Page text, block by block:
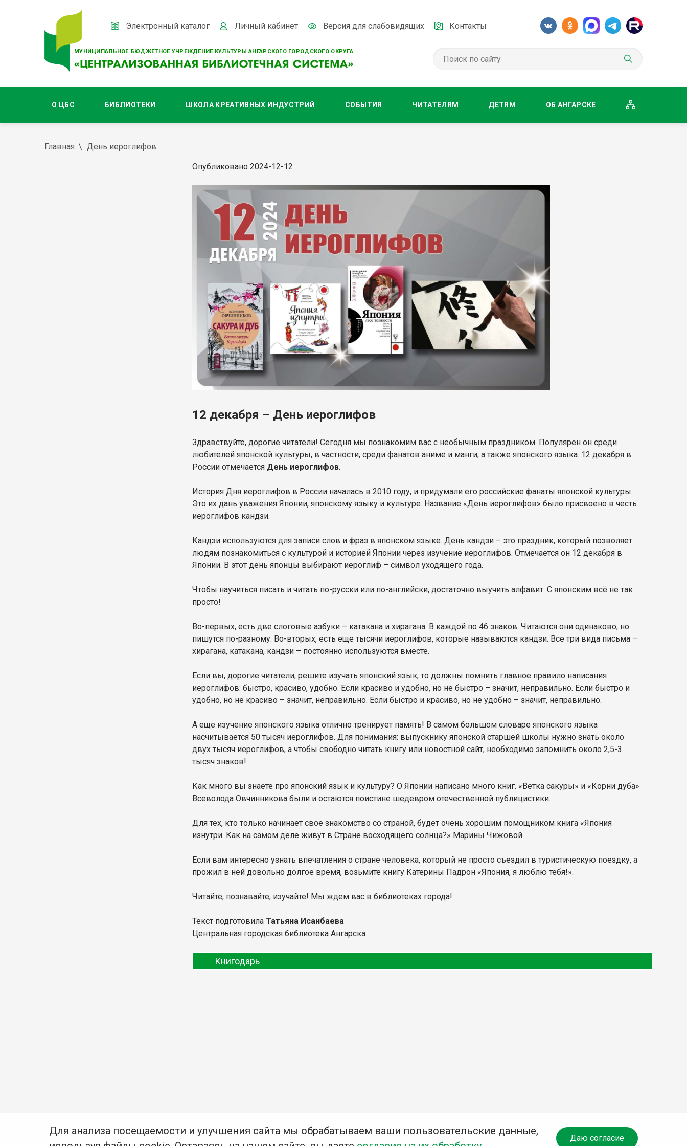
МУНИЦИПАЛЬНОЕ БЮДЖЕТНОЕ УЧРЕЖДЕНИЕ КУЛЬТУРЫ АНГАРСКОГО ГОРОДСКОГО ОКРУГА
Электронный каталог Личный кабинет Версия для слабовидящих Контакты
О ЦБС БИБЛИОТЕКИ ШКОЛА КРЕАТИВНЫХ ИНДУСТРИЙ СОБЫТИЯ ЧИТАТЕЛЯМ ДЕТЯМ ОБ АНГАРСКЕ
Главная День иероглифов
Опубликовано 2024-12-12
12 декабря – День иероглифов
Здравствуйте, дорогие читатели! Сегодня мы познакомим вас с необычным праздником. Популярен он среди
любителей японской культуры, в частности, среди фанатов аниме и манги, а также японского языка. 12 декабря в
России отмечается День иероглифов.
История Дня иероглифов в России началась в 2010 году, и придумали его российские фанаты японской культуры.
Это их дань уважения Японии, японскому языку и культуре. Название «День иероглифов» было присвоено в честь
иероглифов кандзи.
Кандзи используются для записи слов и фраз в японском языке. День кандзи – это праздник, который позволяет
людям познакомиться с культурой и историей Японии через изучение иероглифов. Отмечается он 12 декабря в
Японии. В этот день японцы выбирают иероглиф – символ уходящего года.
Чтобы научиться писать и читать по-русски или по-английски, достаточно выучить алфавит. С японским всё не так
просто!
Во-первых, есть две слоговые азбуки – катакана и хирагана. В каждой по 46 знаков. Читаются они одинаково, но
пишутся по-разному. Во-вторых, есть еще тысячи иероглифов, которые называются кандзи. Все три вида письма –
хирагана, катакана, кандзи – постоянно используются вместе.
Если вы, дорогие читатели, решите изучать японский язык, то должны помнить главное правило написания
иероглифов: быстро, красиво, удобно. Если красиво и удобно, но не быстро – значит, неправильно. Если быстро и
удобно, но не красиво – значит, неправильно. Если быстро и красиво, но не удобно – значит, неправильно.
А еще изучение японского языка отлично тренирует память! В самом большом словаре японского языка
насчитывается 50 тысяч иероглифов. Для понимания: выпускнику японской старшей школы нужно знать около
двух тысяч иероглифов, а чтобы свободно читать книгу или новостной сайт, необходимо запомнить около 2,5-3
тысяч знаков!
Как много вы знаете про японский язык и культуру? О Японии написано много книг. «Ветка сакуры» и «Корни дуба»
Всеволода Овчинникова были и остаются поистине шедевром отечественной публицистики.
Для тех, кто только начинает свое знакомство со страной, будет очень хорошим помощником книга «Япония
изнутри. Как на самом деле живут в Стране восходящего солнца?» Марины Чижовой.
Если вам интересно узнать впечатления о стране человека, который не просто съездил в туристическую поездку, а
прожил в ней довольно долгое время, возьмите книгу Катерины Падрон «Япония, я люблю тебя!».
Читайте, познавайте, изучайте! Мы ждем вас в библиотеках города!
Текст подготовилаТатьяна Исанбаева
Центральная городская библиотека Ангарска
Книгодарь
Для анализа посещаемости и улучшения сайта мы обрабатываем ваши пользовательские данные,
Даю согласие